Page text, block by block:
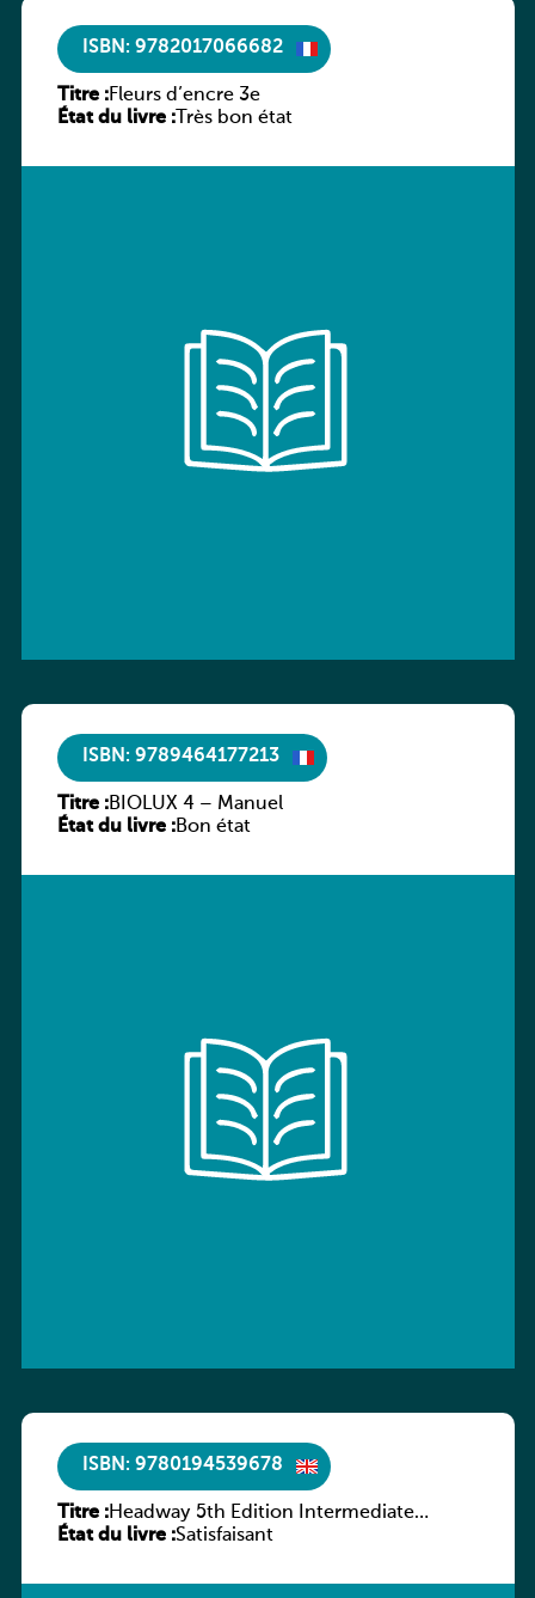
ISBN: 9782017066682
Titre :Fleurs d’encre 3e
État du livre :Très bon état
ISBN: 9789464177213
Titre :BIOLUX 4 – Manuel
État du livre :Bon état
ISBN: 9780194539678
Titre :Headway 5th Edition Intermediate
Workbook without key
État du livre :Satisfaisant